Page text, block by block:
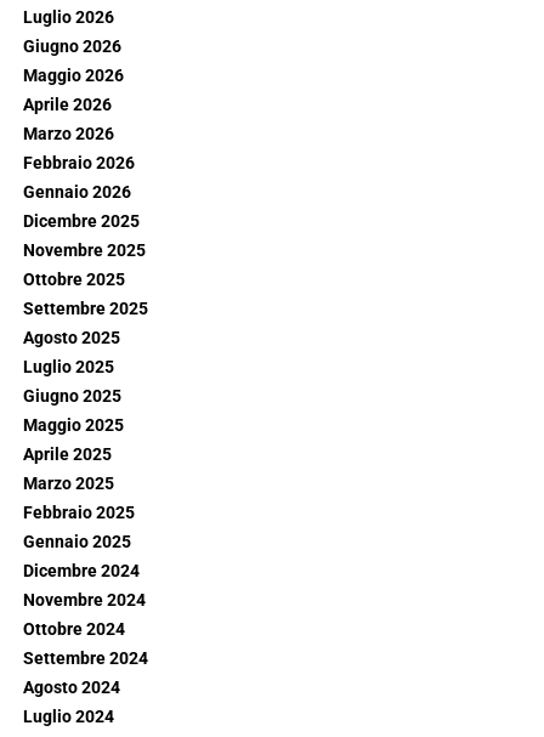
Luglio 2026
Giugno 2026
Maggio 2026
Aprile 2026
Marzo 2026
Febbraio 2026
Gennaio 2026
Dicembre 2025
Novembre 2025
Ottobre 2025
Settembre 2025
Agosto 2025
Luglio 2025
Giugno 2025
Maggio 2025
Aprile 2025
Marzo 2025
Febbraio 2025
Gennaio 2025
Dicembre 2024
Novembre 2024
Ottobre 2024
Settembre 2024
Agosto 2024
Luglio 2024